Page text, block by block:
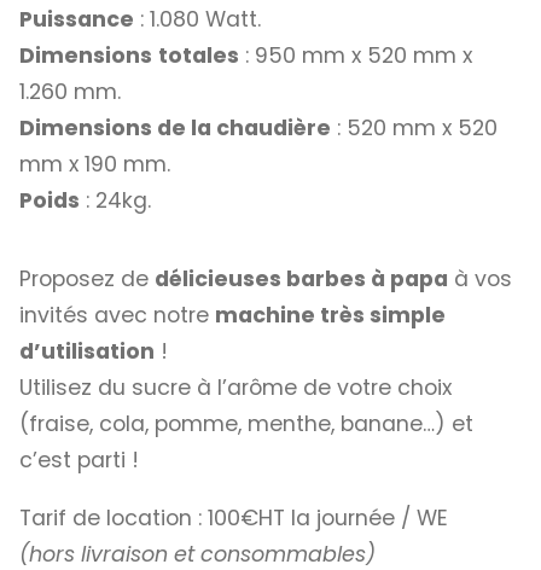
Puissance : 1.080 Watt.
Dimensions totales : 950 mm x 520 mm x
1.260 mm.
Dimensions de la chaudière : 520 mm x 520
mm x 190 mm.
Poids : 24kg.
Proposez de délicieuses barbes à papa à vos
invités avec notre machine très simple
d’utilisation !
Utilisez du sucre à l’arôme de votre choix
(fraise, cola, pomme, menthe, banane…) et
c’est parti !
Tarif de location : 100€HT la journée / WE
(hors livraison et consommables)